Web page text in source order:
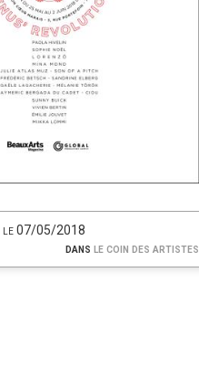
le 07/05/2018
dans le coin des artistes